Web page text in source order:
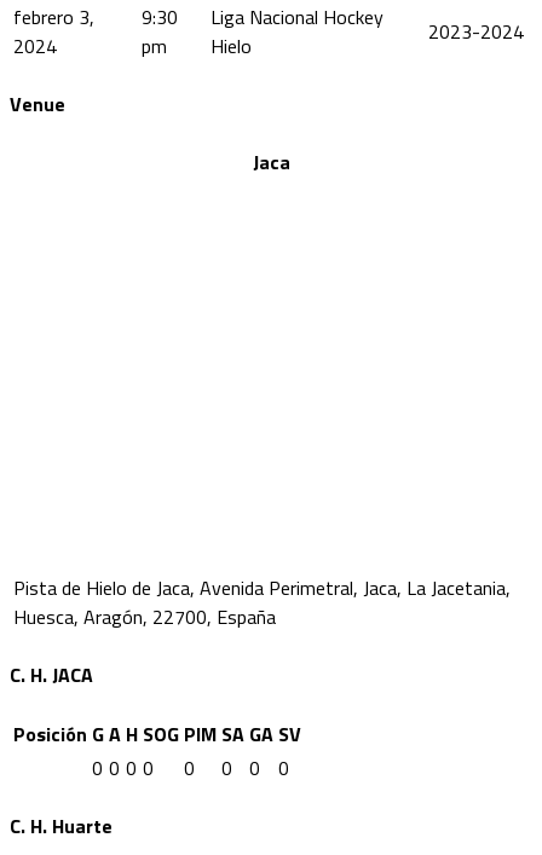
febrero 3,
2024
9:30
pm
Liga Nacional Hockey
Hielo
2023-2024
Venue
Jaca
Pista de Hielo de Jaca, Avenida Perimetral, Jaca, La Jacetania,
Huesca, Aragón, 22700, España
C. H. JACA
Posición GA H SOG PIM SA GA SV
0 0 0 0 0 0 0 0
C. H. Huarte